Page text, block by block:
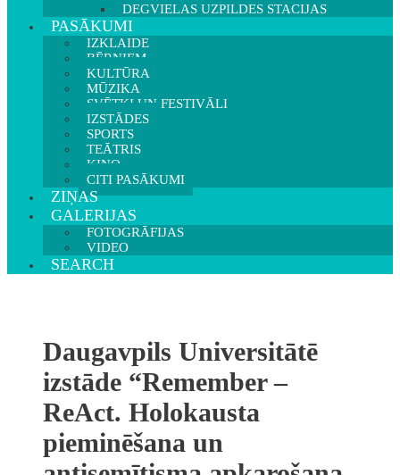
DEGVIELAS UZPILDES STACIJAS
PASĀKUMI
IZKLAIDE
BĒRNIEM
KULTŪRA
MŪZIKA
SVĒTKI UN FESTIVĀLI
IZSTĀDES
SPORTS
TEĀTRIS
KINO
CITI PASĀKUMI
ZIŅAS
GALERIJAS
FOTOGRĀFIJAS
VIDEO
SEARCH
Daugavpils Universitātē
izstāde “Remember –
ReAct. Holokausta
pieminēšana un